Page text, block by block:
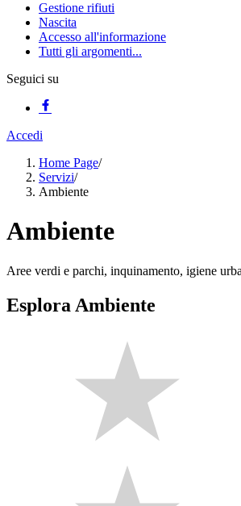
Gestione rifiuti
Nascita
Accesso all'informazione
Tutti gli argomenti...
Seguici su
Accedi
Home Page/
Servizi/
Ambiente
Ambiente
Aree verdi e parchi, inquinamento, igiene
Esplora Ambiente